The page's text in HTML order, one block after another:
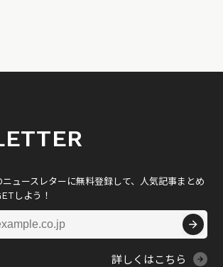
ュースレターに無料登録して、人気記事まとめ
しよう！
詳しくはこちら